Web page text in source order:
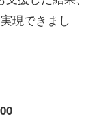
現できまし